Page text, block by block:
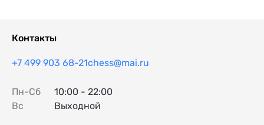
Контакты
+7 499 903 68-21chess@mai.ru
Пн-Сб
10:00 - 22:00
Вс
Выходной